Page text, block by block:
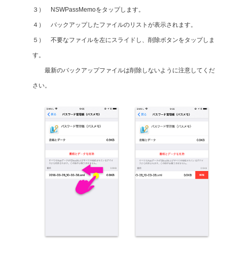
３） NSWPassMemoをタップします。
４ ）バックアップしたファイルのリストが表示されます。
５） 不要なファイルを左にスライドし、削除ボタンをタップしま
す。
最新のバックアップファイルは削除しないように注意してくだ
さい。